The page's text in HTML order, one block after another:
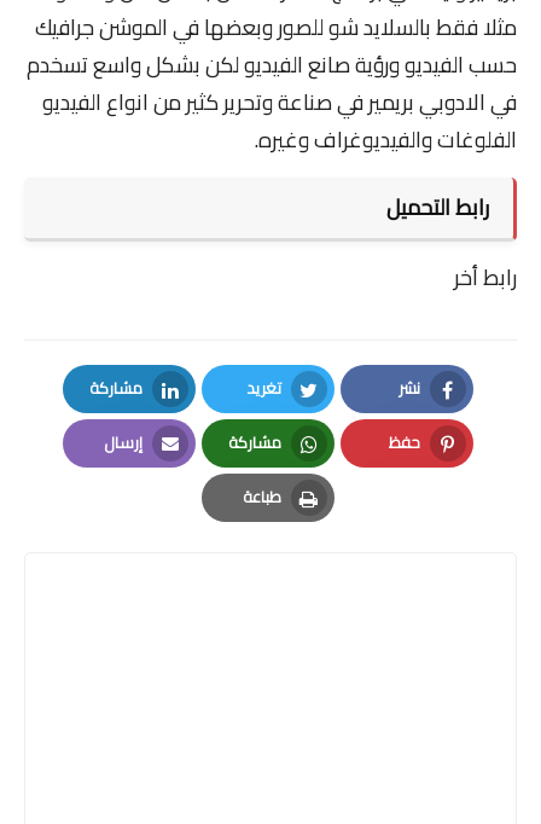
مثلا فقط بالسلايد شو للصور وبعضها في الموشن جرافيك
حسب الفيديو ورؤية صانع الفيديو لكن بشكل واسع تسخدم
في الادوبي بريمير في صناعة وتحرير كثير من انواع الفيديو
الفلوغات والفيديوغراف وغيره.
رابط التحميل
رابط أخر
نشر
Facebook
تغريد
Twitter
مشاركة
LinkedIn
حفظ
Pinterest
مشاركة
Whatsapp
إرسال
Email
طباعة
Print